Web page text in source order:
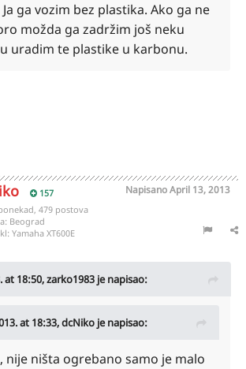
ga vozim bez plastika. Ako ga ne
možda ga zadržim još neku
uradim te plastike u karbonu.
157 NapisanoApril 13, 2013
479 postova
Beograd
Yamaha XT600E
at 18:50, zarko1983 je napisao:
at 18:33, dcNiko je napisao:
nije ništa ogrebano samo je malo